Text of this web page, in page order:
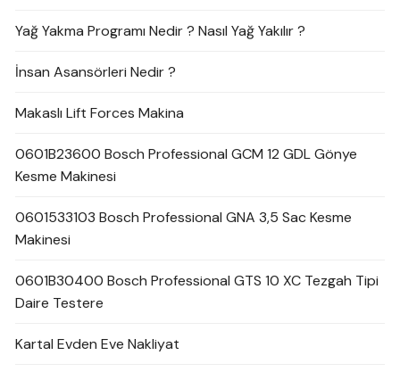
Yağ Yakma Programı Nedir ? Nasıl Yağ Yakılır ?
İnsan Asansörleri Nedir ?
Makaslı Lift Forces Makina
0601B23600 Bosch Professional GCM 12 GDL Gönye
Kesme Makinesi
0601533103 Bosch Professional GNA 3,5 Sac Kesme
Makinesi
0601B30400 Bosch Professional GTS 10 XC Tezgah Tipi
Daire Testere
Kartal Evden Eve Nakliyat